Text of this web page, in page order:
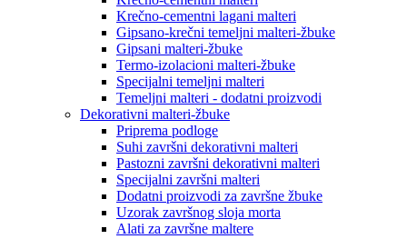
Krečno-cementni lagani malteri
Gipsano-krečni temeljni malteri-žbuke
Gipsani malteri-žbuke
Termo-izolacioni malteri-žbuke
Specijalni temeljni malteri
Temeljni malteri - dodatni proizvodi
Dekorativni malteri-žbuke
Priprema podloge
Suhi završni dekorativni malteri
Pastozni završni dekorativni malteri
Specijalni završni malteri
Dodatni proizvodi za završne žbuke
Uzorak završnog sloja morta
Alati za završne maltere